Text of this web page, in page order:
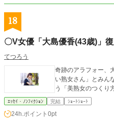
18
〇V女優「大島優香(43歳)」
てつろう
奇跡のアラフォー、
い熟女さん」とみ
う「美熟女のつくり
ｴｯｾｲ・ﾉﾝﾌｨｸｼｮﾝ 完結 ｼｮｰﾄｼｮｰﾄ
24h.ポイント 0pt